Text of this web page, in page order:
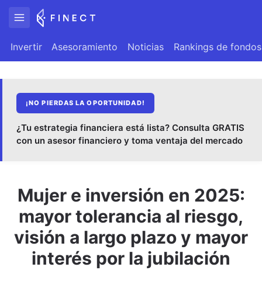
Invertir Asesoramiento Noticias Rankings de fondos
¡NO PIERDAS LA OPORTUNIDAD!
¿Tu estrategia financiera está lista? Consulta GRATIS
con un asesor financiero y toma ventaja del mercado
Mujer e inversión en 2025:
mayor tolerancia al riesgo,
visión a largo plazo y mayor
interés por la jubilación